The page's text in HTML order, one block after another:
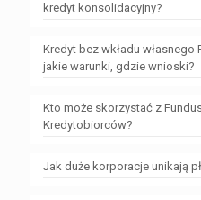
kredyt konsolidacyjny?
Kredyt bez wkładu
jakie warunki, gdzie wnioski?
Kto może skorzystać z
Kredytobiorców?
Jak duże korporacje unikają